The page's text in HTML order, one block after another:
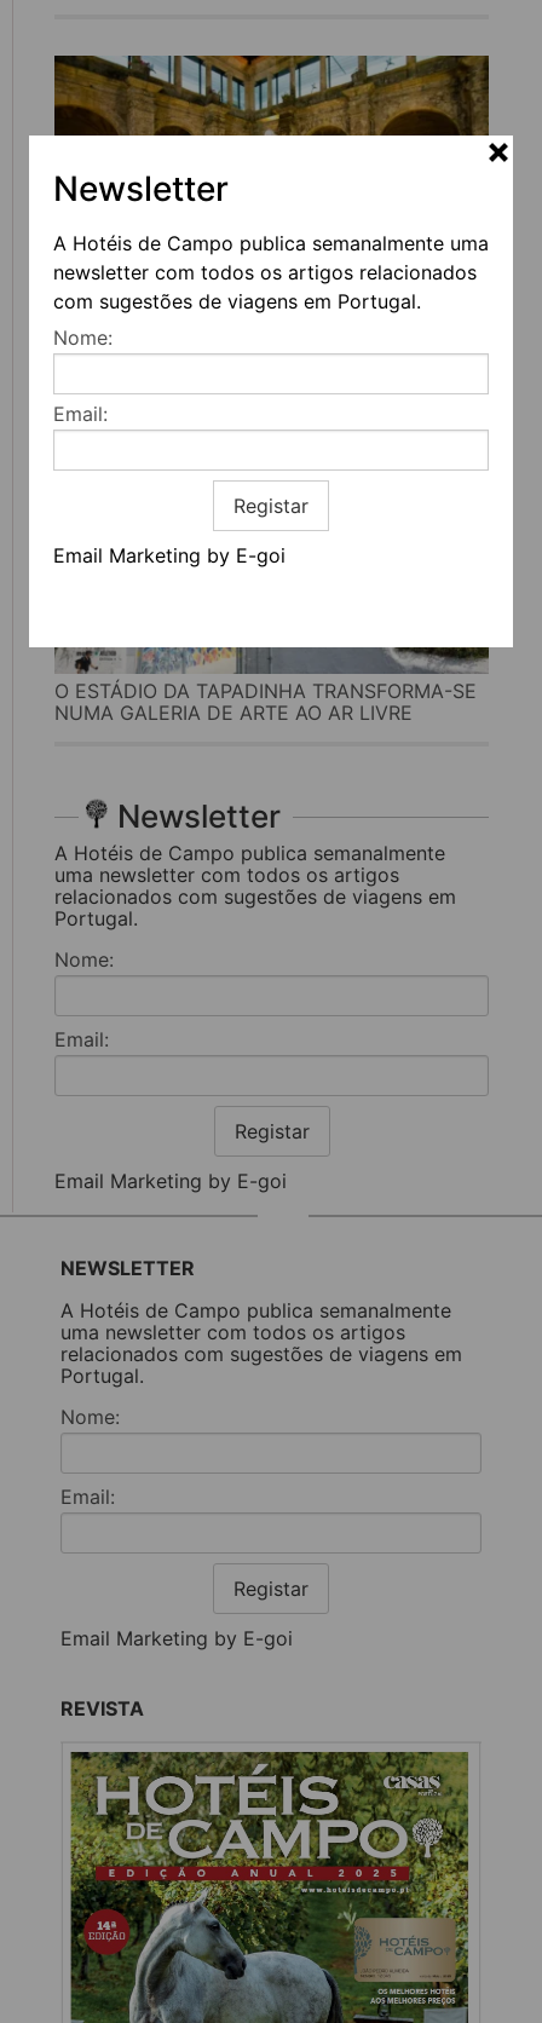
Newsletter
A Hotéis de Campo publica semanalmente uma
newsletter com todos os artigos relacionados
com sugestões de viagens em Portugal.
Nome:
Email:
Registar
Email Marketing by E-goi
UVVA REGRESSA A AMARANTE PARA
CELEBRAR O VINHO, A GASTRONOMIA E A
CULTURA
O ESTÁDIO DA TAPADINHA TRANSFORMA-SE
NUMA GALERIA DE ARTE AO AR LIVRE
Newsletter
A Hotéis de Campo publica semanalmente
uma newsletter com todos os artigos
relacionados com sugestões de viagens em
Portugal.
Nome:
Email:
Registar
Email Marketing by E-goi
NEWSLETTER
A Hotéis de Campo publica semanalmente
uma newsletter com todos os artigos
relacionados com sugestões de viagens em
Portugal.
Nome:
Email:
Registar
Email Marketing by E-goi
REVISTA